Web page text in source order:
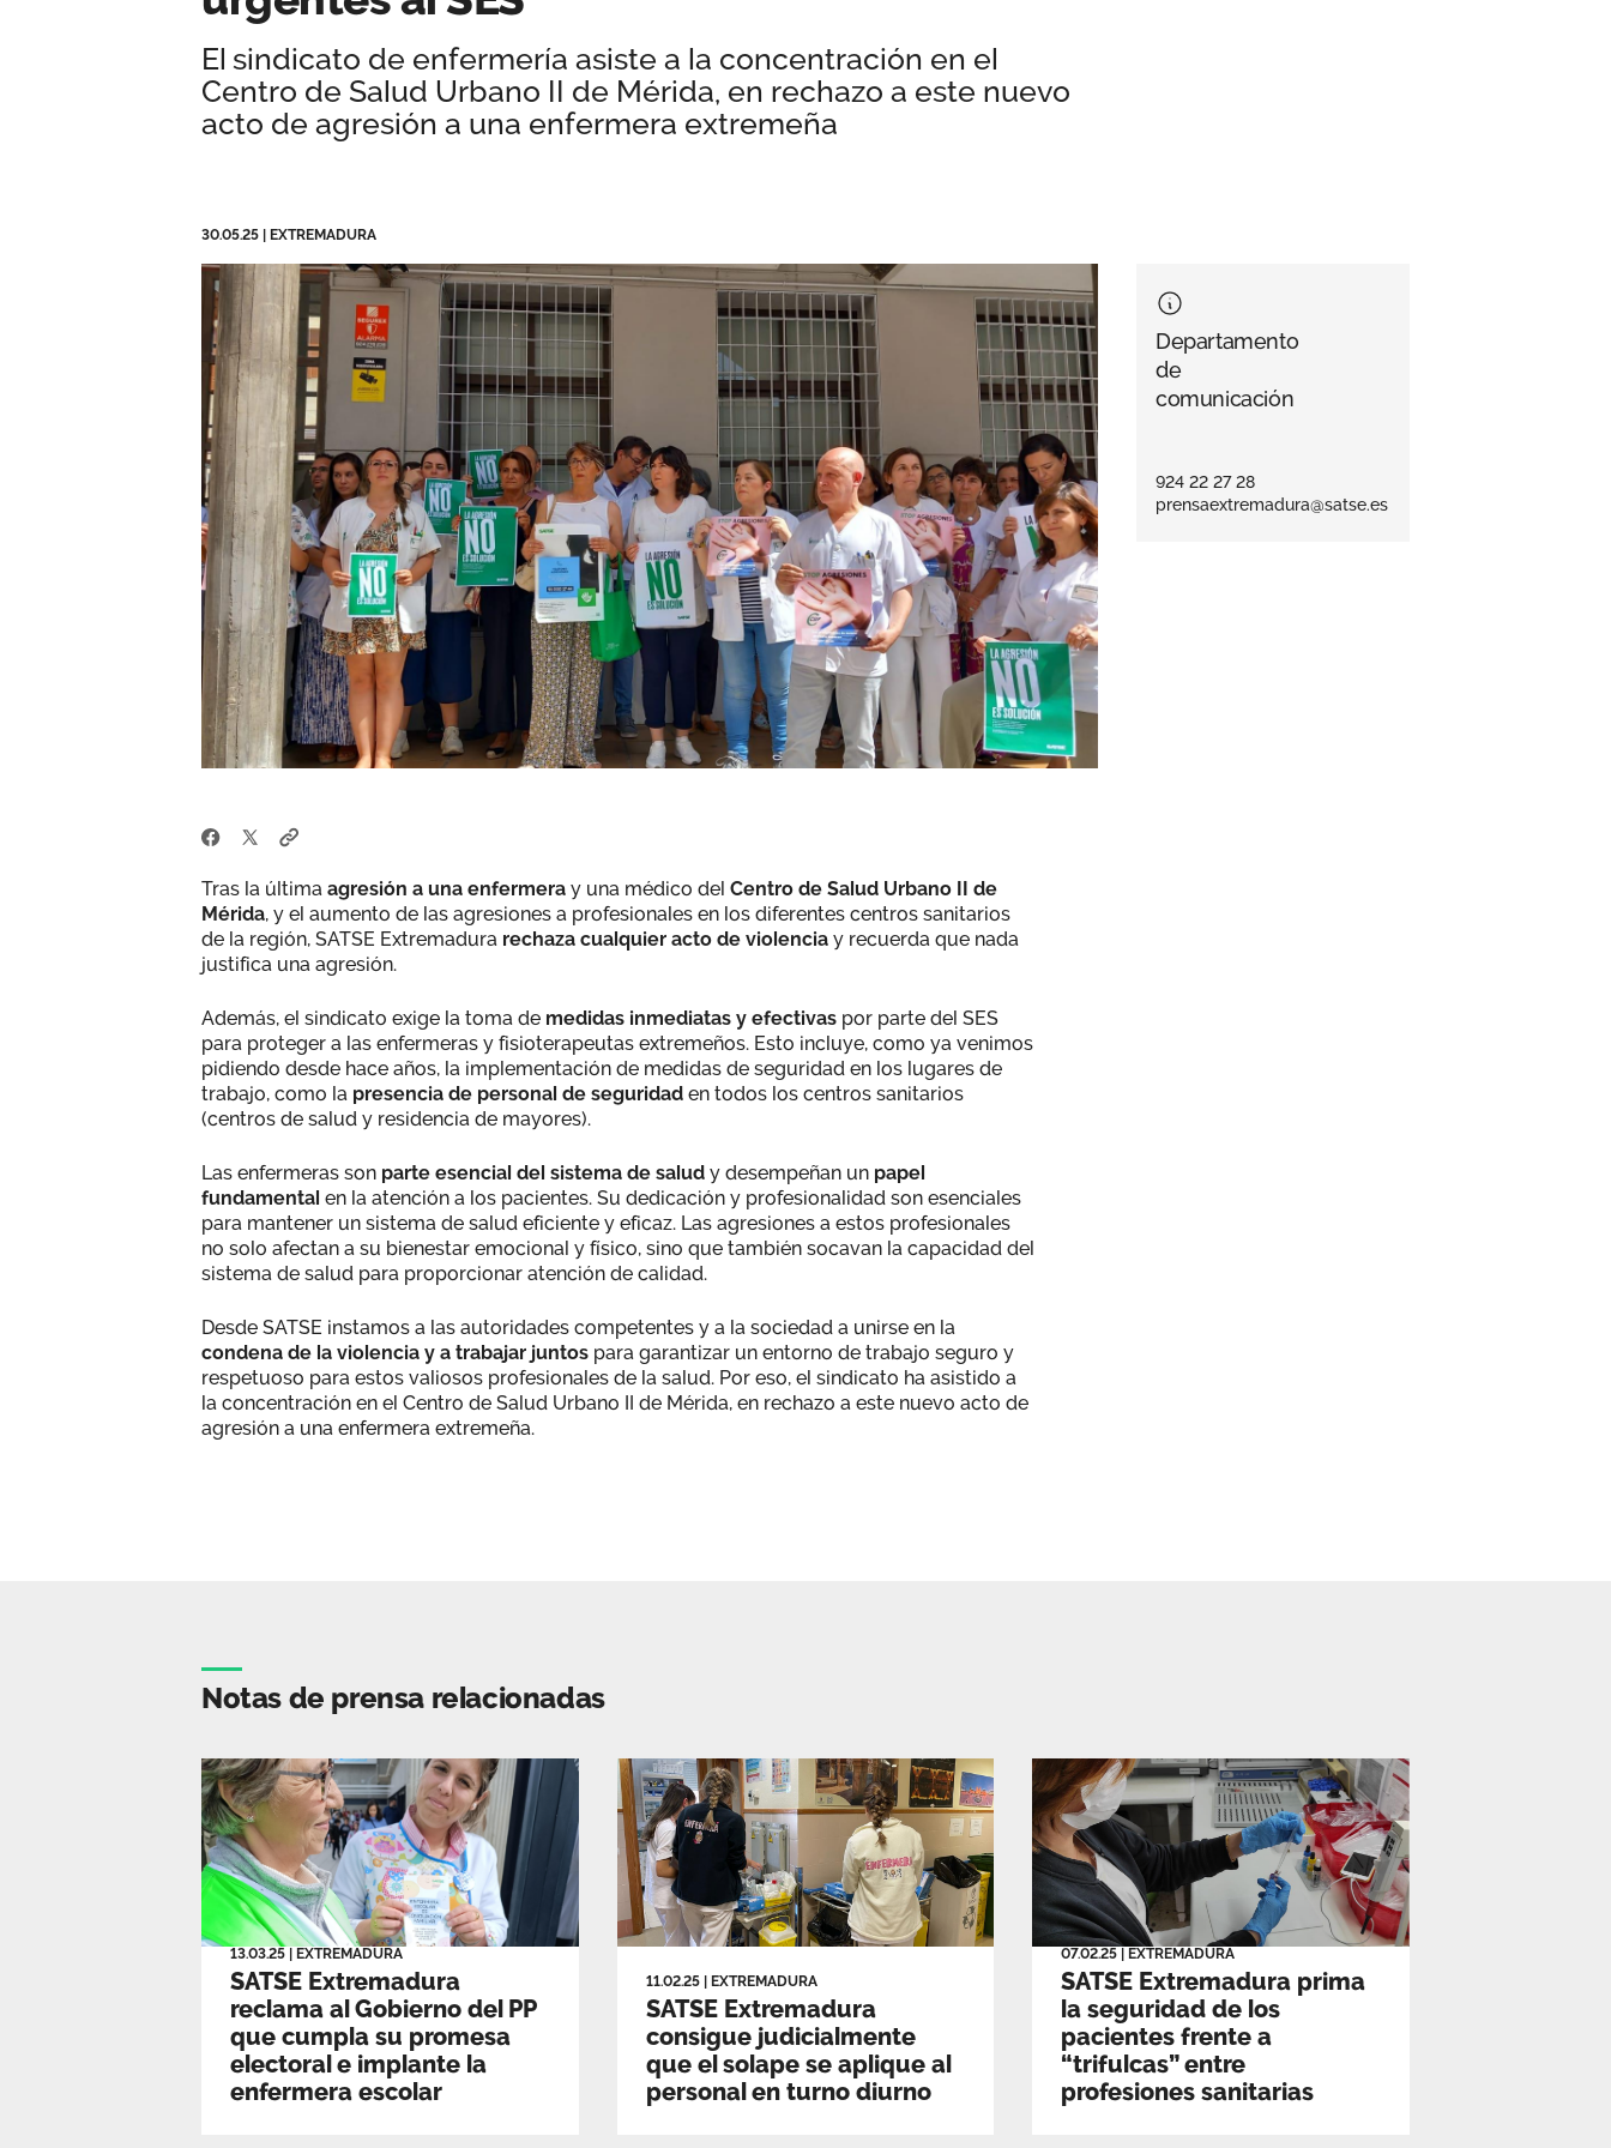
El sindicato de enfermería asiste a la concentración en el
Centro de Salud Urbano II de Mérida, en rechazo a este nuevo
acto de agresión a una enfermera extremeña
30.05.25 EXTREMADURA
Tras la última agresión a una enfermera y una médico del Centro de Salud Urbano II de
Mérida, y el aumento de las agresiones a profesionales en los diferentes centros sanitarios
de la región, SATSE Extremadura rechaza cualquier acto de violencia y recuerda que nada
justifica una agresión.
Además, el sindicato exige la toma de medidas inmediatas y efectivas por parte del SES
para proteger a las enfermeras y fisioterapeutas extremeños. Esto incluye, como ya venimos
pidiendo desde hace años, la implementación de medidas de seguridad en los lugares de
trabajo, como la presencia de personal de seguridad en todos los centros sanitarios
(centros de salud y residencia de mayores).
Las enfermeras son parte esencial del sistema de salud y desempeñan un papel
fundamental en la atención a los pacientes. Su dedicación y profesionalidad son esenciales
para mantener un sistema de salud eficiente y eficaz. Las agresiones a estos profesionales
no solo afectan a su bienestar emocional y físico, sino que también socavan la capacidad del
sistema de salud para proporcionar atención de calidad.
Desde SATSE instamos a las autoridades competentes y a la sociedad a unirse en la
condena de la violencia y a trabajar juntos para garantizar un entorno de trabajo seguro y
respetuoso para estos valiosos profesionales de la salud. Por eso, el sindicato ha asistido a
la concentración en el Centro de Salud Urbano II de Mérida, en rechazo a este nuevo acto de
agresión a una enfermera extremeña.
Departamento
de
comunicación
924 22 27 28
prensaextremadura@satse.es
Notas de prensa relacionadas
13.03.25 EXTREMADURA
SATSE Extremadura
reclama al Gobierno del PP
que cumpla su promesa
electoral e implante la
enfermera escolar
11.02.25 EXTREMADURA
SATSE Extremadura
consigue judicialmente
que el solape se aplique al
personal en turno diurno
07.02.25 EXTREMADURA
SATSE Extremadura prima
la seguridad de los
pacientes frente a
“trifulcas” entre
profesiones sanitarias